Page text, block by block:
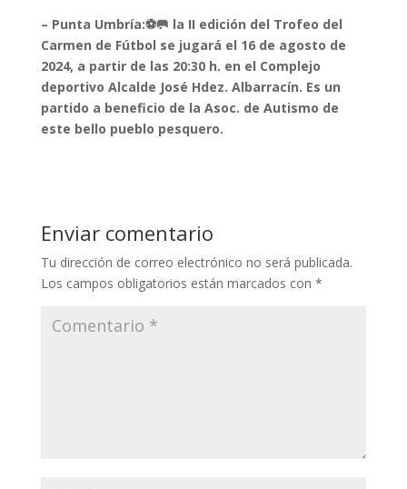
– Punta Umbría:⚽🥅 la II edición del Trofeo del
Carmen de Fútbol se jugará el 16 de agosto de
2024, a partir de las 20:30 h. en el Complejo
deportivo Alcalde José Hdez. Albarracín. Es un
partido a beneficio de la Asoc. de Autismo de
este bello pueblo pesquero.
Enviar comentario
Tu dirección de correo electrónico no será publicada.
Los campos obligatorios están marcados con *